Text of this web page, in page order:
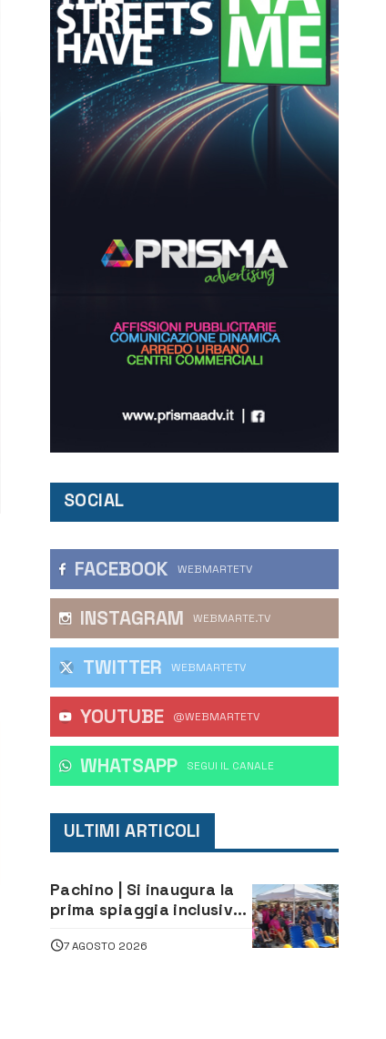
SOCIAL
FACEBOOK WEBMARTETV
INSTAGRAM WEBMARTE.TV
TWITTER WEBMARTETV
YOUTUBE @WEBMARTETV
WHATSAPP ‎SEGUI IL CANALE
ULTIMI ARTICOLI
Pachino | Si inaugura la
prima spiaggia inclusiva
assistenza e prevenzione
7 AGOSTO 2026